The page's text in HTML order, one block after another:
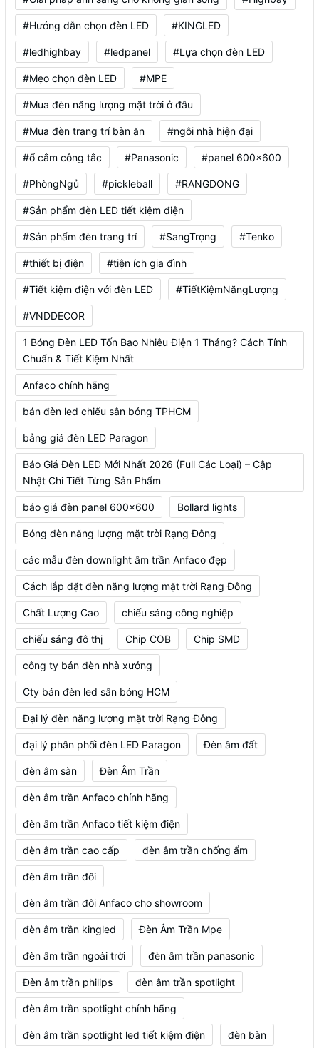
#Hướng dẫn chọn đèn LED #KINGLED
#ledhighbay #ledpanel #Lựa chọn đèn LED
#Mẹo chọn đèn LED #MPE
#Mua đèn năng lượng mặt trời ở đâu
#Mua đèn trang trí bàn ăn #ngôi nhà hiện đại
#ổ cắm công tắc #Panasonic #panel 600x600
#PhòngNgủ #pickleball #RANGDONG
#Sản phẩm đèn LED tiết kiệm điện
#Sản phẩm đèn trang trí #SangTrọng #Tenko
#thiết bị điện #tiện ích gia đình
#Tiết kiệm điện với đèn LED #TiếtKiệmNăngLượng
#VNDDECOR
1 Bóng Đèn LED Tốn Bao Nhiêu Điện 1 Tháng? Cách Tính
Chuẩn & Tiết Kiệm Nhất
Anfaco chính hãng
bán đèn led chiếu sân bóng TPHCM
bảng giá đèn LED Paragon
Báo Giá Đèn LED Mới Nhất 2026 (Full Các Loại) – Cập
Nhật Chi Tiết Từng Sản Phẩm
báo giá đèn panel 600x600 Bollard lights
Bóng đèn năng lượng mặt trời Rạng Đông
các mẫu đèn downlight âm trần Anfaco đẹp
Cách lắp đặt đèn năng lượng mặt trời Rạng Đông
Chất Lượng Cao chiếu sáng công nghiệp
chiếu sáng đô thị Chip COB Chip SMD
công ty bán đèn nhà xưởng
Cty bán đèn led sân bóng HCM
Đại lý đèn năng lượng mặt trời Rạng Đông
đại lý phân phối đèn LED Paragon Đèn âm đất
đèn âm sàn Đèn Âm Trần
đèn âm trần Anfaco chính hãng
đèn âm trần Anfaco tiết kiệm điện
đèn âm trần cao cấp đèn âm trần chống ẩm
đèn âm trần đôi
đèn âm trần đôi Anfaco cho showroom
đèn âm trần kingled Đèn Âm Trần Mpe
đèn âm trần ngoài trời đèn âm trần panasonic
Đèn âm trần philips đèn âm trần spotlight
đèn âm trần spotlight chính hãng
đèn âm trần spotlight led tiết kiệm điện đèn bàn